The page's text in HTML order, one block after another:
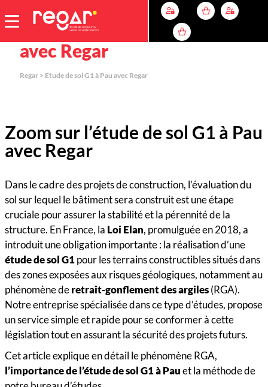
Etude de sol G1 à Pau
avec Regar
Regar> Etude de sol G1 à Pau avec Regar
Zoom sur l’étude de sol G1 à Pau
avec Regar
Dans le cadre des projets de construction, l’évaluation du
sol sur lequel le bâtiment sera construit est une étape
cruciale pour assurer la stabilité et la pérennité de la
structure. En France, la Loi Elan, promulguée en 2018, a
introduit une obligation importante : la réalisation d’une
étude de sol G1pour les terrains constructibles situés dans
des zones exposées aux risques géologiques, notamment au
phénomène deretrait-gonflement des argiles(RGA).
Notre entreprise spécialisée dans ce type d’études, propose
un service simple et rapide pour se conformer à cette
législation tout en assurant la sécurité des projets futurs.
Cet article explique en détail le phénomène RGA,
l’importance de l’étude de sol G1 à Pauet la méthode de